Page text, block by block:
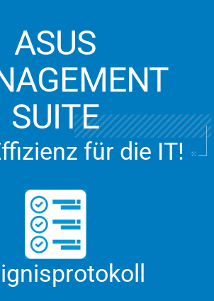
ASUS
SUITE
für die IT!